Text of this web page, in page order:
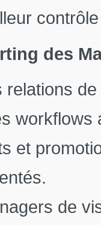
des
relations
workflows
et
de